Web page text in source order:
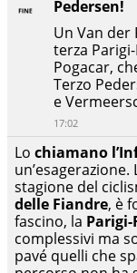
Pedersen!
Un Van
terza
Pogacar,
Terzo
e
17:02
Lo chiamano
stagione del
delle Fiandre, è
fascino, la
complessivi ma
pavé quelli che